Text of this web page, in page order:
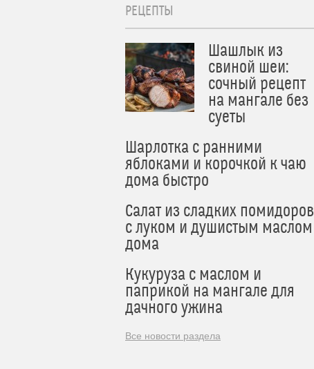
РЕЦЕПТЫ
Шашлык из
свиной шеи:
сочный рецепт
на мангале без
суеты
Шарлотка с ранними
яблоками и корочкой к чаю
дома быстро
Салат из сладких помидоров
с луком и душистым маслом
дома
Кукуруза с маслом и
паприкой на мангале для
дачного ужина
Все новости раздела